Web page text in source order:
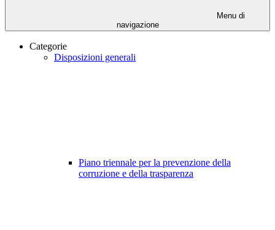
Menu di
navigazione
Categorie
Disposizioni generali
Piano triennale per la prevenzione della
corruzione e della trasparenza